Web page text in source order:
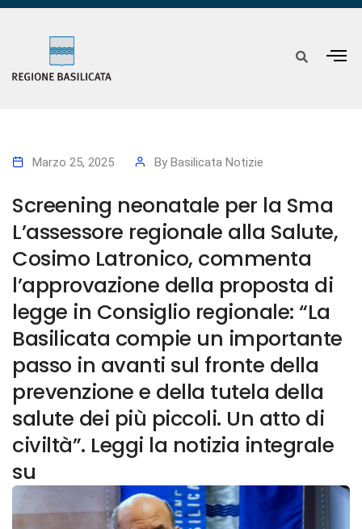
Marzo 25, 2025 By Basilicata Notizie
Screening neonatale per la Sma
L’assessore regionale alla Salute,
Cosimo Latronico, commenta
l’approvazione della proposta di
legge in Consiglio regionale: “La
Basilicata compie un importante
passo in avanti sul fronte della
prevenzione e della tutela della
salute dei più piccoli. Un atto di
civiltà”. Leggi la notizia integrale
su